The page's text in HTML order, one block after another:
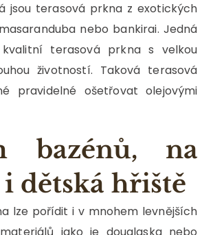
jsou terasová prkna z exotických
nebo bankirai. Jedná
terasová prkna s velkou
životností. Taková terasová
pravidelné ošetřovat olejovými
bazénů, na
dětská hřiště
lze pořídit i v mnohem levnějších